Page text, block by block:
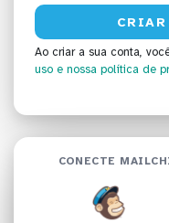
Ao criar a sua conta,
uso e nossa política de
CONECTE